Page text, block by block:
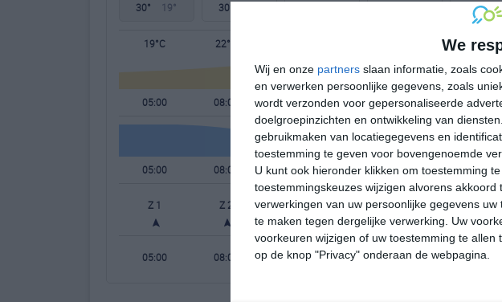
We
Wij en onze partners slaan informatie, zoals
en verwerken persoonlijke gegevens, zoals
wordt verzonden voor gepersonaliseerde
doelgroepinzichten en ontwikkeling van diensten.
gebruikmaken van locatiegegevens en
toestemming te geven voor bovengenoemde
U kunt ook hieronder klikken om toestemming
toestemmingskeuzes wijzigen alvorens akkoord
verwerkingen van uw persoonlijke gegevens
te maken tegen dergelijke verwerking. Uw
voorkeuren wijzigen of uw toestemming te
op de knop "Privacy" onderaan de webpagina.
30° 19° 30° 32°
19°C 22°C 29°C
05:00 08:00 11:00 14:00 17:00
05:00 08:00 11:00 14:00 17:00
Z 1 Z 2 ZZW 2 ZW 2 ZW 2
05:00 08:00 11:00 14:00 17:00